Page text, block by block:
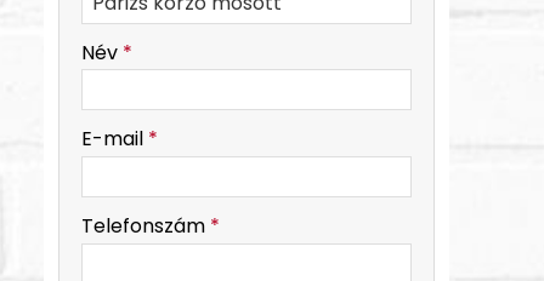
Név *
E-mail *
Telefonszám *